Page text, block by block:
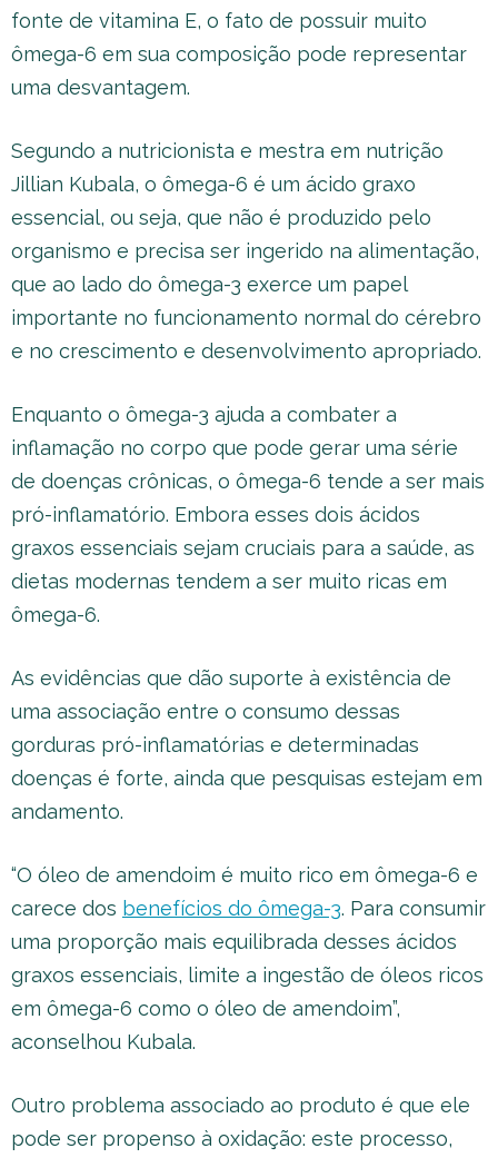
fonte de vitamina E, o fato de possuir muito
ômega-6 em sua composição pode representar
uma desvantagem.
Segundo a nutricionista e mestra em nutrição
Jillian Kubala, o ômega-6 é um ácido graxo
essencial, ou seja, que não é produzido pelo
organismo e precisa ser ingerido na alimentação,
que ao lado do ômega-3 exerce um papel
importante no funcionamento normal do cérebro
e no crescimento e desenvolvimento apropriado.
Enquanto o ômega-3 ajuda a combater a
inflamação no corpo que pode gerar uma série
de doenças crônicas, o ômega-6 tende a ser mais
pró-inflamatório. Embora esses dois ácidos
graxos essenciais sejam cruciais para a saúde, as
dietas modernas tendem a ser muito ricas em
ômega-6.
As evidências que dão suporte à existência de
uma associação entre o consumo dessas
gorduras pró-inflamatórias e determinadas
doenças é forte, ainda que pesquisas estejam em
andamento.
“O óleo de amendoim é muito rico em ômega-6 e
carece dos benefícios do ômega-3. Para consumir
uma proporção mais equilibrada desses ácidos
graxos essenciais, limite a ingestão de óleos ricos
em ômega-6 como o óleo de amendoim”,
aconselhou Kubala.
Outro problema associado ao produto é que ele
pode ser propenso à oxidação: este processo,